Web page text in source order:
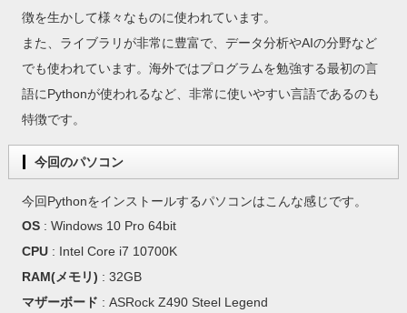
徴を生かして様々なものに使われています。
また、ライブラリが非常に豊富で、データ分析やAIの分野など
でも使われています。海外ではプログラムを勉強する最初の言
語にPythonが使われるなど、非常に使いやすい言語であるのも
特徴です。
今回のパソコン
今回Pythonをインストールするパソコンはこんな感じです。
OS: Windows 10 Pro 64bit
CPU: Intel Core i7 10700K
RAM(メモリ) : 32GB
マザーボード : ASRock Z490 Steel Legend